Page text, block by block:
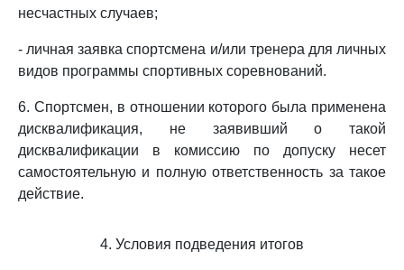
несчастных случаев;
- личная заявка спортсмена и/или тренера для личных
видов программы спортивных соревнований.
6. Спортсмен, в отношении которого была применена
дисквалификация, не заявивший о такой
дисквалификации в комиссию по допуску несет
самостоятельную и полную ответственность за такое
действие.
4. Условия подведения итогов